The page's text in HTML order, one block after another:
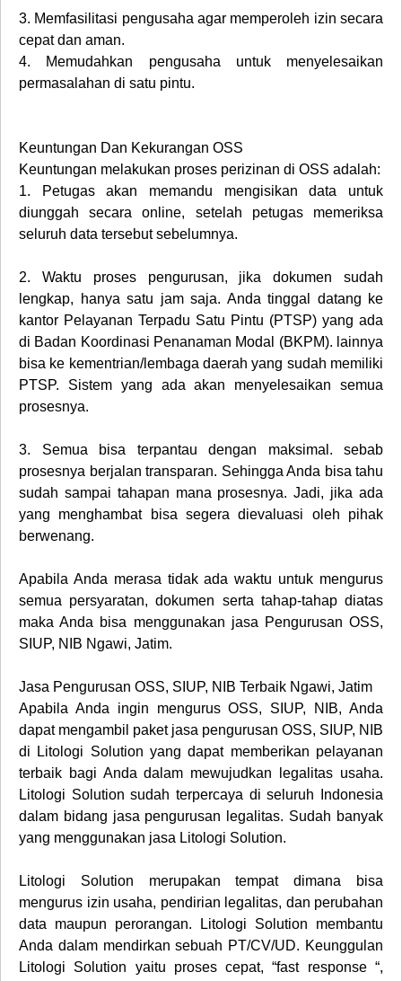
3. Memfasilitasi pengusaha agar memperoleh izin secara
cepat dan aman.
4.
Memudahkan pengusaha untuk menyelesaikan
permasalahan di satu pintu.
Keuntungan Dan Kekurangan OSS
Keuntungan melakukan proses perizinan di OSS adalah:
1.
Petugas akan memandu mengisikan data untuk
diunggah secara online, setelah petugas memeriksa
seluruh data tersebut sebelumnya.
2.
Waktu proses pengurusan, jika dokumen sudah
lengkap, hanya satu jam saja. Anda tinggal datang ke
kantor Pelayanan Terpadu Satu Pintu (PTSP) yang ada
di Badan Koordinasi Penanaman Modal (BKPM). lainnya
bisa ke kementrian/lembaga daerah yang sudah memiliki
PTSP. Sistem yang ada akan menyelesaikan semua
prosesnya.
3.
Semua bisa terpantau dengan maksimal. sebab
prosesnya berjalan transparan. Sehingga Anda bisa tahu
sudah sampai tahapan mana prosesnya. Jadi, jika ada
yang menghambat bisa segera dievaluasi oleh pihak
berwenang.
Apabila Anda merasa tidak ada waktu untuk mengurus
semua persyaratan, dokumen serta tahap-tahap diatas
maka Anda bisa menggunakan jasa Pengurusan OSS,
SIUP, NIB Ngawi, Jatim.
Jasa Pengurusan OSS, SIUP, NIB Terbaik Ngawi, Jatim
Apabila Anda ingin mengurus OSS, SIUP, NIB, Anda
dapat mengambil paket jasa pengurusan OSS, SIUP, NIB
di Litologi Solution yang dapat memberikan pelayanan
terbaik bagi Anda dalam mewujudkan legalitas usaha.
Litologi Solution sudah terpercaya di seluruh Indonesia
dalam bidang jasa pengurusan legalitas. Sudah banyak
yang menggunakan jasa Litologi Solution.
Litologi Solution merupakan tempat dimana bisa
mengurus izin usaha, pendirian legalitas, dan perubahan
data maupun perorangan. Litologi Solution membantu
Anda dalam mendirkan sebuah PT/CV/UD. Keunggulan
Litologi Solution yaitu proses cepat, “fast response “,